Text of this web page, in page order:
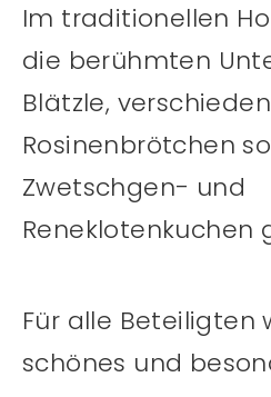
Im traditionellen
die berühmten
Blätzle,
Rosinenbrötchen
Zwetschgen- und
Reneklotenkuchen
Für alle Beteiligten
schönes und